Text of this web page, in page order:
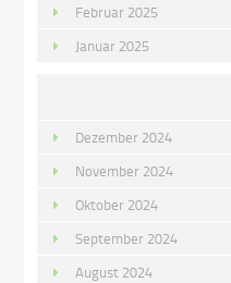
Februar 2025
Januar 2025
Dezember 2024
November 2024
Oktober 2024
September 2024
August 2024